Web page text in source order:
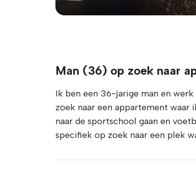
Man (36) op zoek naar
Ik ben een 36-jarige man en
zoek naar een appartement waar
naar de sportschool gaan en
specifiek op zoek naar een plek